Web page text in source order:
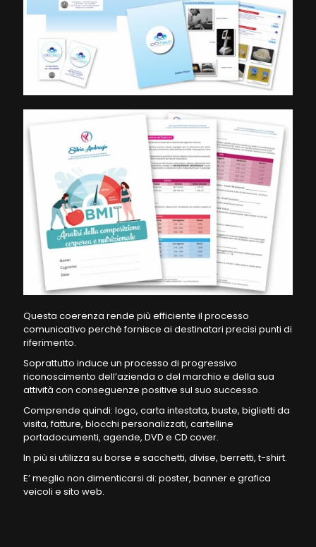
Questa coerenza rende più efficiente il processo
comunicativo perchè fornisce ai destinatari precisi punti di
riferimento.
Soprattutto induce un processo di progressivo
riconoscimento dell’azienda o del marchio e della sua
attività con conseguenze positive sul suo successo.
Comprende quindi: logo, carta intestata, buste, biglietti da
visita, fatture, blocchi personalizzati, cartelline
portadocumenti, agende, DVD e CD cover.
In più si utilizza su borse e sacchetti, divise, berretti, t-shirt.
E’ meglio non dimenticarsi di: poster, banner e grafica
veicoli e sito web.